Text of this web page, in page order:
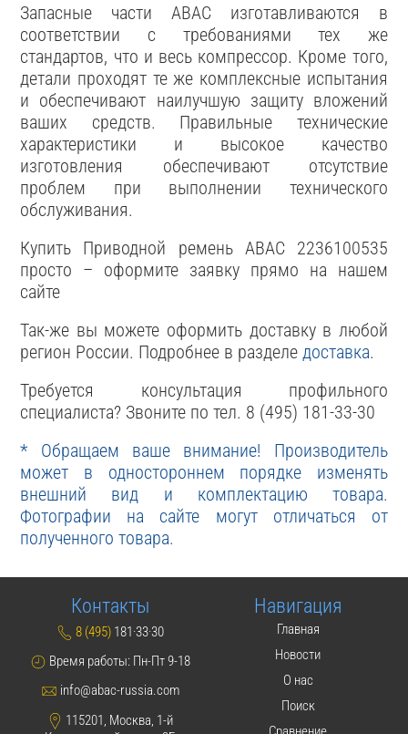
Запасные части ABAC изготавливаются в
соответствии с требованиями тех же
стандартов, что и весь компрессор. Кроме того,
детали проходят те же комплексные испытания
и обеспечивают наилучшую защиту вложений
ваших средств. Правильные технические
характеристики и высокое качество
изготовления обеспечивают отсутствие
проблем при выполнении технического
обслуживания.
Купить Приводной ремень ABAC 2236100535
просто – оформите заявку прямо на нашем
сайте
Так-же вы можете оформить доставку в любой
регион России. Подробнее в разделе доставка.
Требуется консультация профильного
специалиста? Звоните по тел. 8 (495) 181-33-30
* Обращаем ваше внимание! Производитель
может в одностороннем порядке изменять
внешний вид и комплектацию товара.
Фотографии на сайте могут отличаться от
полученного товара.
Контакты
8 (495) 181·33·30
Время работы: Пн-Пт 9-18
info@abac-russia.com
115201, Москва, 1-й
Навигация
Главная
Новости
О нас
Поиск